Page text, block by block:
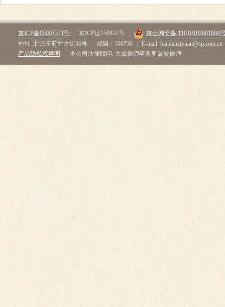
京ICP备05007371号 京ICP证150832号
京公网安备 11010102001884
地址: 北京王府井大街36号
邮编：100710
E-mail: bainianziyuan@cp.com.cn
产品隐私权声明
本公司法律顾问: 大成律师事务所曾波律师